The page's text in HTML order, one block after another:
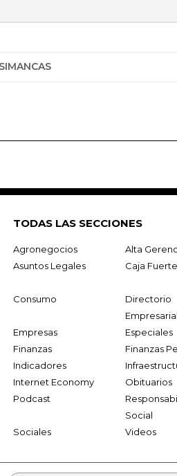
TODAS LAS SECCIONES
Agronegocios Alta
Asuntos Legales
Caja Fuerte
Consumo
Directorio
Empresarial
Empresas Especiales
Finanzas
Finanzas
Indicadores
Internet Economy
Obituarios
Podcast
Social
Sociales Videos